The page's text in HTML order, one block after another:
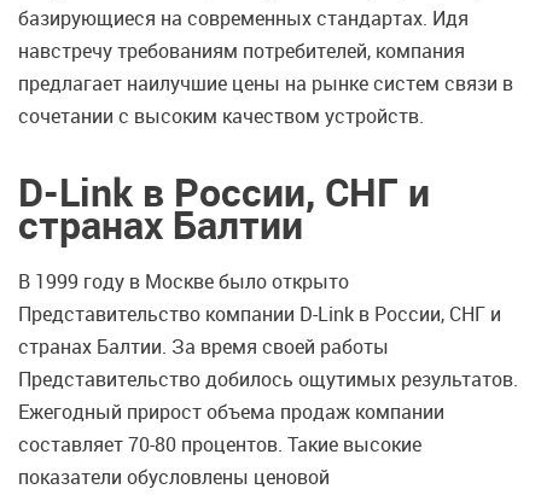
базирующиеся на современных стандартах. Идя
навстречу требованиям потребителей, компания
предлагает наилучшие цены на рынке систем связи в
сочетании с высоким качеством устройств.
D-Link в России, СНГ и
странах Балтии
В 1999 году в Москве было открыто
Представительство компании D-Link в России, СНГ и
странах Балтии. За время своей работы
Представительство добилось ощутимых результатов.
Ежегодный прирост объема продаж компании
составляет 70-80 процентов. Такие высокие
показатели обусловлены ценовой